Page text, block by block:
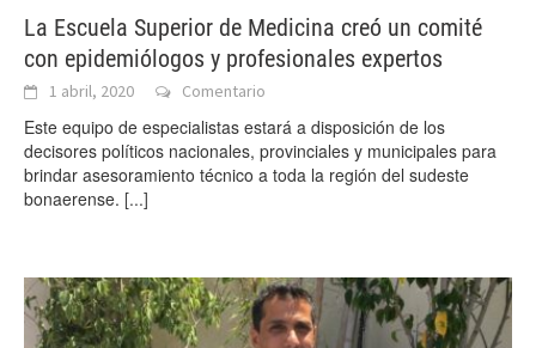
La Escuela Superior de Medicina creó un comité
con epidemiólogos y profesionales expertos
1 abril, 2020 Comentario
Este equipo de especialistas estará a disposición de los
decisores políticos nacionales, provinciales y municipales para
brindar asesoramiento técnico a toda la región del sudeste
bonaerense. [...]